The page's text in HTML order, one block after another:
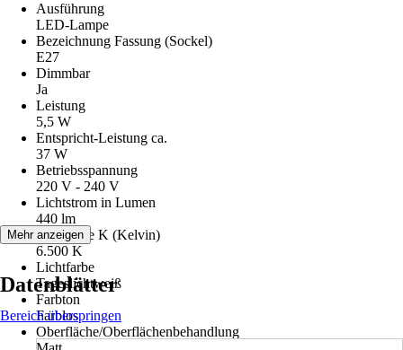
Ausführung
LED-Lampe
Bezeichnung Fassung (Sockel)
E27
Dimmbar
Ja
Leistung
5,5 W
Entspricht-Leistung ca.
37 W
Betriebsspannung
220 V - 240 V
Lichtstrom in Lumen
440 lm
Lichtfarbe K (Kelvin)
6.500 K
Lichtfarbe
Tageslichtweiß
Farbton
Farblos
Oberfläche/Oberflächenbehandlung
Mehr anzeigen
Datenblätter
Bereich überspringen